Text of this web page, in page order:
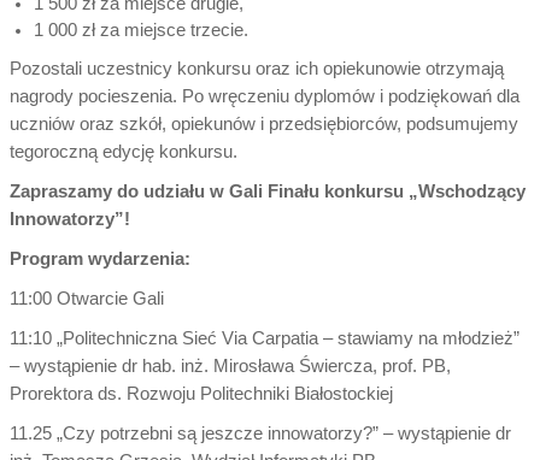
1 000 zł za miejsce trzecie.
Pozostali uczestnicy konkursu oraz ich opiekunowie otrzymają
nagrody pocieszenia. Po wręczeniu dyplomów i podziękowań dla
uczniów oraz szkół, opiekunów i przedsiębiorców, podsumujemy
tegoroczną edycję konkursu.
Zapraszamy do udziału w Gali Finału konkursu „Wschodzący
Innowatorzy”!
Program wydarzenia:
11:00 Otwarcie Gali
11:10 „Politechniczna Sieć Via Carpatia – stawiamy na młodzież”
– wystąpienie dr hab. inż. Mirosława Świercza, prof. PB,
Prorektora ds. Rozwoju Politechniki Białostockiej
11.25 „Czy potrzebni są jeszcze innowatorzy?” – wystąpienie dr